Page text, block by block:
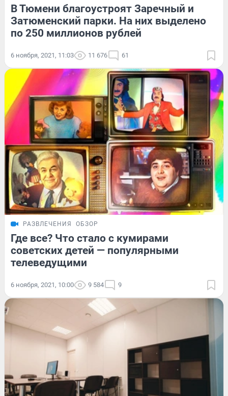
В Тюмени благоустроят Заречный и
Затюменский парки. На них выделено
по 250 миллионов рублей
6 ноября, 2021, 11:03 11 676 61
РАЗВЛЕЧЕНИЯ ОБЗОР
Где все? Что стало с кумирами
советских детей — популярными
телеведущими
6 ноября, 2021, 10:00 9 584 9